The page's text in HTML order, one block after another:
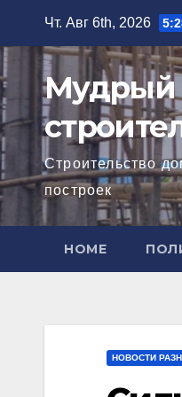
содержимому
Чт. Авг 6th, 2026
Мудрый
Строительство
построек
HOME
НОВОСТИ